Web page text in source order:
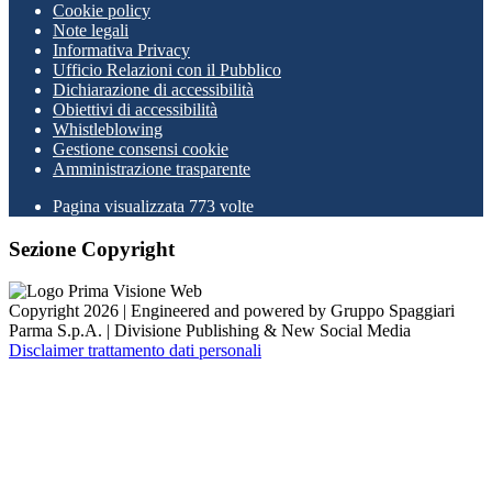
Cookie policy
Note legali
Informativa Privacy
Ufficio Relazioni con il Pubblico
Dichiarazione di accessibilità
Obiettivi di accessibilità
Whistleblowing
Gestione consensi cookie
Amministrazione trasparente
Pagina visualizzata 773 volte
Sezione Copyright
Copyright 2026 | Engineered and powered by Gruppo Spaggiari
Parma S.p.A. | Divisione Publishing & New Social Media
Disclaimer trattamento dati personali